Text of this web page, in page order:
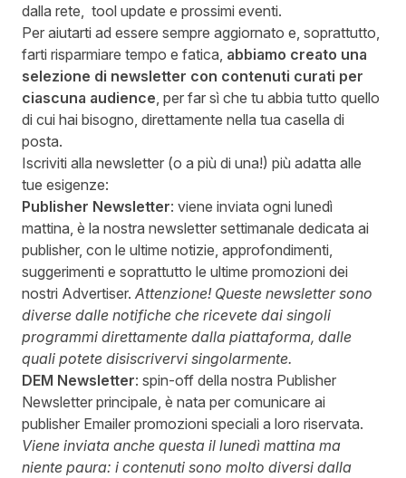
dalla rete, tool update e prossimi eventi.
Per aiutarti ad essere sempre aggiornato e, soprattutto,
farti risparmiare tempo e fatica, abbiamo creato una
selezione di newsletter con contenuti curati per
ciascuna audience , per far sì che tu abbia tutto quello
di cui hai bisogno, direttamente nella tua casella di
posta.
Iscriviti alla newsletter (o a più di una!) più adatta alle
tue esigenze:
Publisher Newsletter: viene inviata ogni lunedì
mattina, è la nostra newsletter settimanale dedicata ai
publisher, con le ultime notizie, approfondimenti,
suggerimenti e soprattutto le ultime promozioni dei
nostri Advertiser. Attenzione! Queste newsletter sono
diverse dalle notifiche che ricevete dai singoli
programmi direttamente dalla piattaforma, dalle
quali potete disiscrivervi singolarmente.
DEM Newsletter: spin-off della nostra Publisher
Newsletter principale, è nata per comunicare ai
publisher Emailer promozioni speciali a loro riservata.
Viene inviata anche questa il lunedì mattina ma
niente paura: i contenuti sono molto diversi dalla